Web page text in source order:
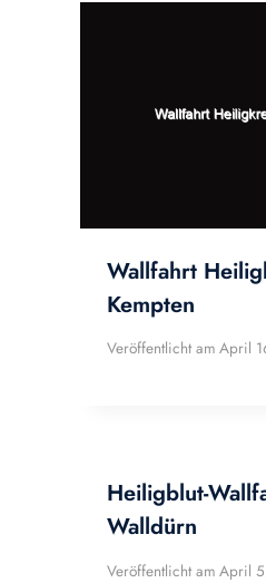
Wallfahrt
Kempten
Veröffentlicht am April
Heiligblut-
Walldürn
Veröffentlicht am April